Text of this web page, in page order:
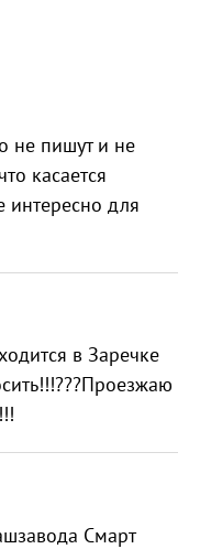
не пишут и не
касается
для
в Заречке
Смарт